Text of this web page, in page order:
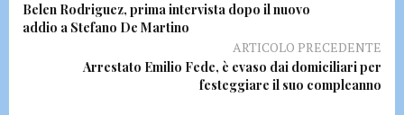
Belen Rodriguez, prima intervista dopo il nuovo
addio a Stefano De Martino
ARTICOLO PRECEDENTE
Arrestato Emilio Fede, è evaso dai domiciliari per
festeggiare il suo compleanno